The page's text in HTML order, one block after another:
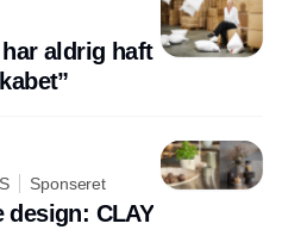
aldrig haft
Sponseret
CLAY